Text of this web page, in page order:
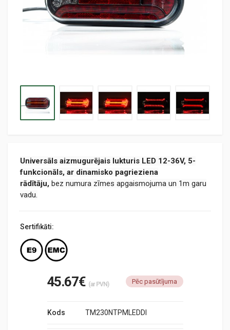
Universāls aizmugurējais lukturis LED 12-36V, 5-
funkcionāls, ar dinamisko pagrieziena
rādītāju, bez numura zīmes apgaismojuma un 1m garu
vadu.
Sertifikāti:
45.67€ (ar PVN) Pēc pasūtījuma
Kods TM230NTPMLEDDI